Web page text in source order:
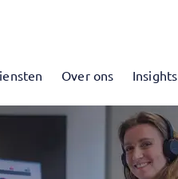
Over ons Insights